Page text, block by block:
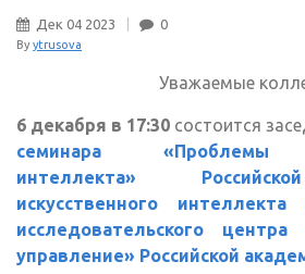
Дек 04 2023 0
By ytrusova
Уважаемые
6 декабря в 17:30 состоится
семинара «Проблемы
интеллекта»
искусственного
исследовательского
управление» Российской